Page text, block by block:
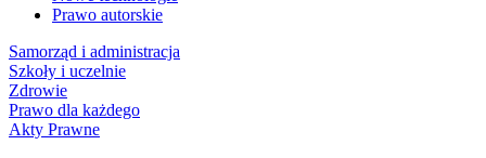
Prawo autorskie
Samorząd i administracja
Szkoły i uczelnie
Zdrowie
Prawo dla każdego
Akty Prawne